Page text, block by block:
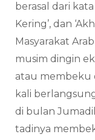
berasal dari
Kering’, dan
Masyarakat
musim dingin
atau membeku
kali
di bulan
tadinya